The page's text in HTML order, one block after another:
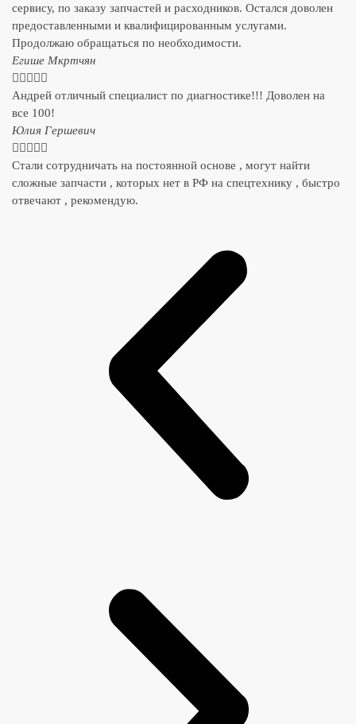
сервису, по заказу запчастей и расходников. Остался доволен
предоставленными и квалифицированным услугами.
Продолжаю обращаться по необходимости.
​Егише Мкртчян
    
Андрей отличный специалист по диагностике!!! Доволен на
все 100!
​Юлия Гершевич
    
Стали сотрудничать на постоянной основе , могут найти
сложные запчасти , которых нет в РФ на спецтехнику , быстро
отвечают , рекомендую.